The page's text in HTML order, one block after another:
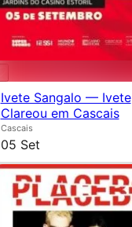
Ivete Sangalo — Ivete
Clareou em Cascais
Cascais
05 Set